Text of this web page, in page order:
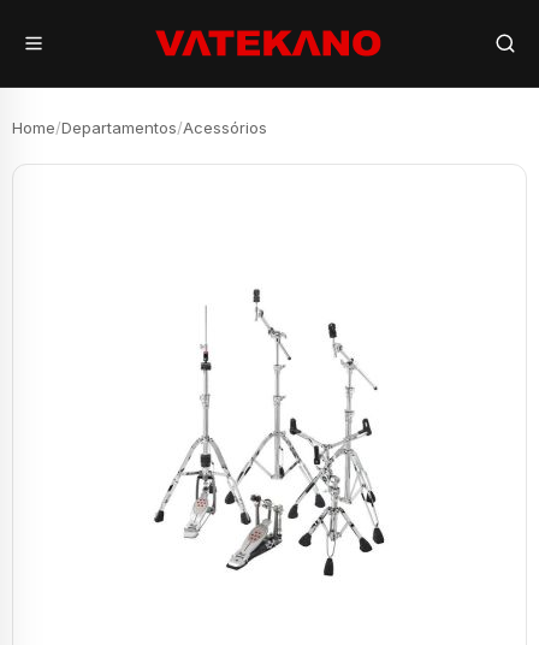
Home/Departamentos/Acessórios